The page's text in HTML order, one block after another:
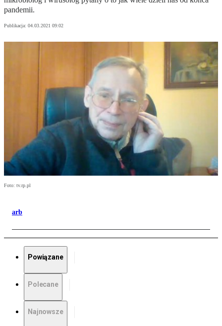
pandemii.
Publikacja: 04.03.2021 09:02
Foto: tv.rp.pl
arb
Powiązane
Polecane
Najnowsze